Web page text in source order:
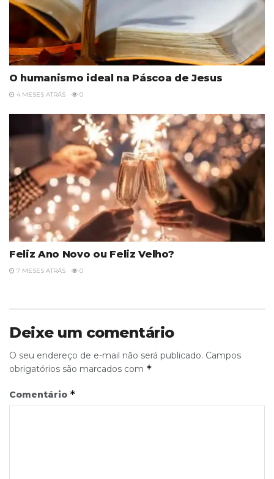
O humanismo ideal na Páscoa de Jesus
4 MESES ATRÁS 0
Feliz Ano Novo ou Feliz Velho?
7 MESES ATRÁS 0
Deixe um comentário
O seu endereço de e-mail não será publicado. Campos
obrigatórios são marcados com *
Comentário *